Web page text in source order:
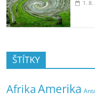
1. 8.
ŠTÍTKY
AfrikaAmerika